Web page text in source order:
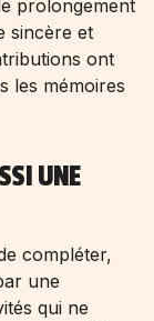
prolongement
sincère et
ont
les mémoires
UNE
compléter,
une
qui ne